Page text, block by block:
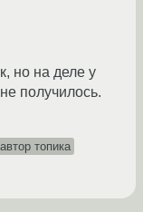
но на деле у
получилось.
автор топика